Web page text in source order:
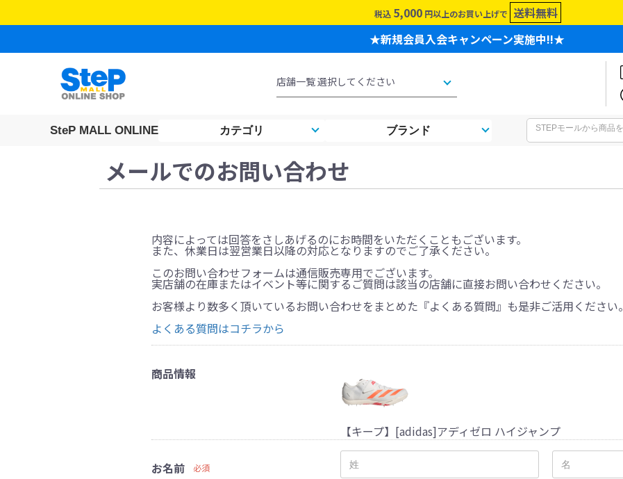
税込 5,000 円以上のお買い上げで 送料無料
★新規会員入会キャンペーン実施中!!★
SteP MALL ONLINE カテゴリ ブランド
メールでのお問い合わせ
内容によっては回答をさしあげるのにお時間をいただくこともございます。
また、休業日は翌営業日以降の対応となりますのでご了承ください。
このお問い合わせフォームは通信販売専用でございます。
実店舗の在庫またはイベント等に関するご質問は該当の店舗に直接お問い合わせください。
お客様より数多く頂いているお問い合わせをまとめた『よくある質問』も是非ご活用ください。
よくある質問はコチラから
商品情報
【キープ】[adidas]アディゼロ ハイジャンプ
お名前 必須